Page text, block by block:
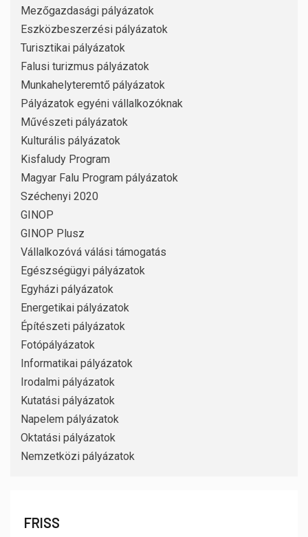
Mezőgazdasági pályázatok
Eszközbeszerzési pályázatok
Turisztikai pályázatok
Falusi turizmus pályázatok
Munkahelyteremtő pályázatok
Pályázatok egyéni vállalkozóknak
Művészeti pályázatok
Kulturális pályázatok
Kisfaludy Program
Magyar Falu Program pályázatok
Széchenyi 2020
GINOP
GINOP Plusz
Vállalkozóvá válási támogatás
Egészségügyi pályázatok
Egyházi pályázatok
Energetikai pályázatok
Építészeti pályázatok
Fotópályázatok
Informatikai pályázatok
Irodalmi pályázatok
Kutatási pályázatok
Napelem pályázatok
Oktatási pályázatok
Nemzetközi pályázatok
FRISS